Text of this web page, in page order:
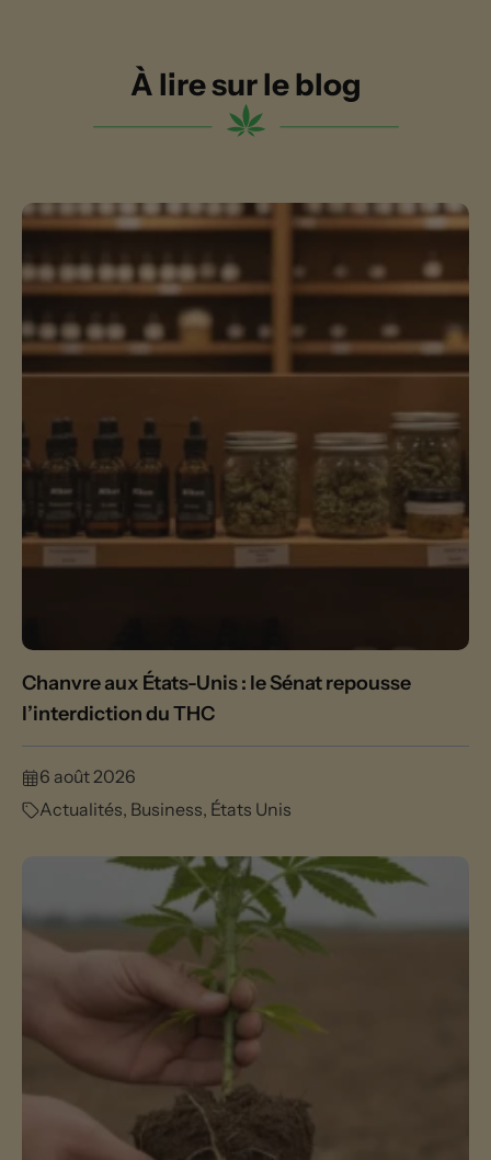
À lire sur le blog
Chanvre aux États-Unis : le Sénat repousse
l’interdiction du THC
6 août 2026
Actualités, Business, États Unis